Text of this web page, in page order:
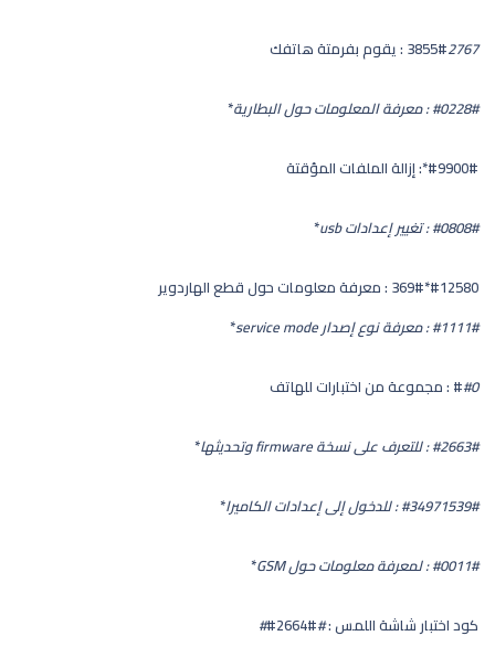
3855#2767 : يقوم بفرمتة هاتفك
#0228#: معرفة المعلومات حول البطارية*
#9900#*: إزالة الملفات المؤقتة
#0808#: تغيير إعدادات usb *
#12580*369# : معرفة معلومات حول قطع الهاردوير
#1111#: معرفة نوع إصدار service mode *
##0 : مجموعة من اختبارات للهاتف
#2663#: للتعرف على نسخة firmware وتحديثها *
#34971539#: للدخول إلى إعدادات الكاميرا*
#0011#: لمعرفة معلومات حول GSM *
كود اختبار شاشة اللمس :#
#2664#
#